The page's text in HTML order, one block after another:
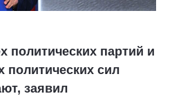
политических партий и
политических сил
заявил